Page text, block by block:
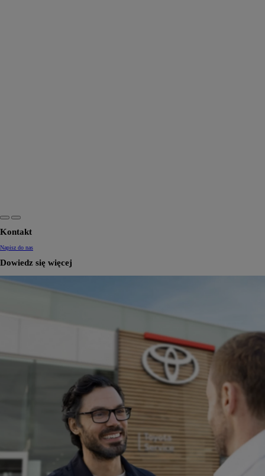
Kontakt
Napisz do nas
Dowiedz się więcej